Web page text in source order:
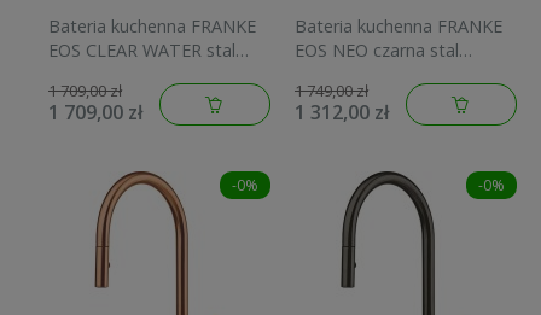
Bateria kuchenna FRANKE
EOS CLEAR WATER stal
1 709,00 zł
1 709,00 zł
Bateria kuchenna FRANKE
EOS NEO czarna stal
1 749,00 zł
1 312,00 zł
-0% -0%